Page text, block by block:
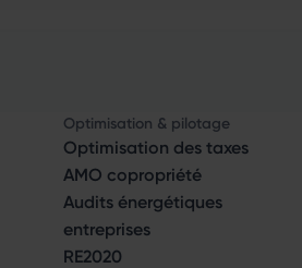
Optimisation & pilotage
Optimisation des taxes
AMO copropriété
Audits énergétiques
entreprises
RE2020